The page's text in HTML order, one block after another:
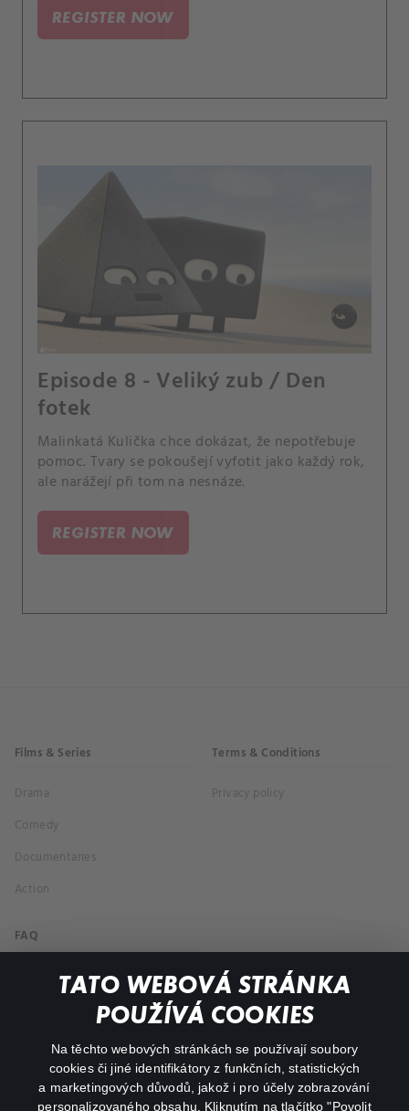
TATO WEBOVÁ STRÁNKA
POUŽÍVÁ COOKIES
Na těchto webových stránkách se používají soubory
cookies či jiné identifikátory z funkčních, statistických
a marketingových důvodů, jakož i pro účely zobrazování
personalizovaného obsahu. Kliknutím na tlačítko "Povolit
REGISTER NOW
Episode 8 - Veliký zub / Den
fotek
Malinkatá Kulička chce dokázat, že nepotřebuje
pomoc. Tvary se pokoušejí vyfotit jako každý rok,
ale narážejí při tom na nesnáze.
REGISTER NOW
Films & Series
Drama
Comedy
Documentaries
Action
Terms & Conditions
Privacy policy
FAQ
My profile
facebookinstagram